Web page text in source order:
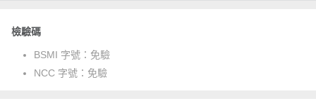
檢驗碼
BSMI 字號： 免驗
NCC 字號： 免驗